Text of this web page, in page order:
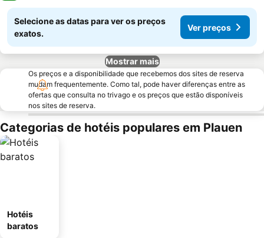
Selecione as datas para ver os preços
exatos.
Ver preços
Mostrar mais
Os preços e a disponibilidade que recebemos dos sites de reserva
mudam frequentemente. Como tal, pode haver diferenças entre as
ofertas que consulta no trivago e os preços que estão disponíveis
nos sites de reserva.
Categorias de hotéis populares em Plauen
Hotéis
baratos